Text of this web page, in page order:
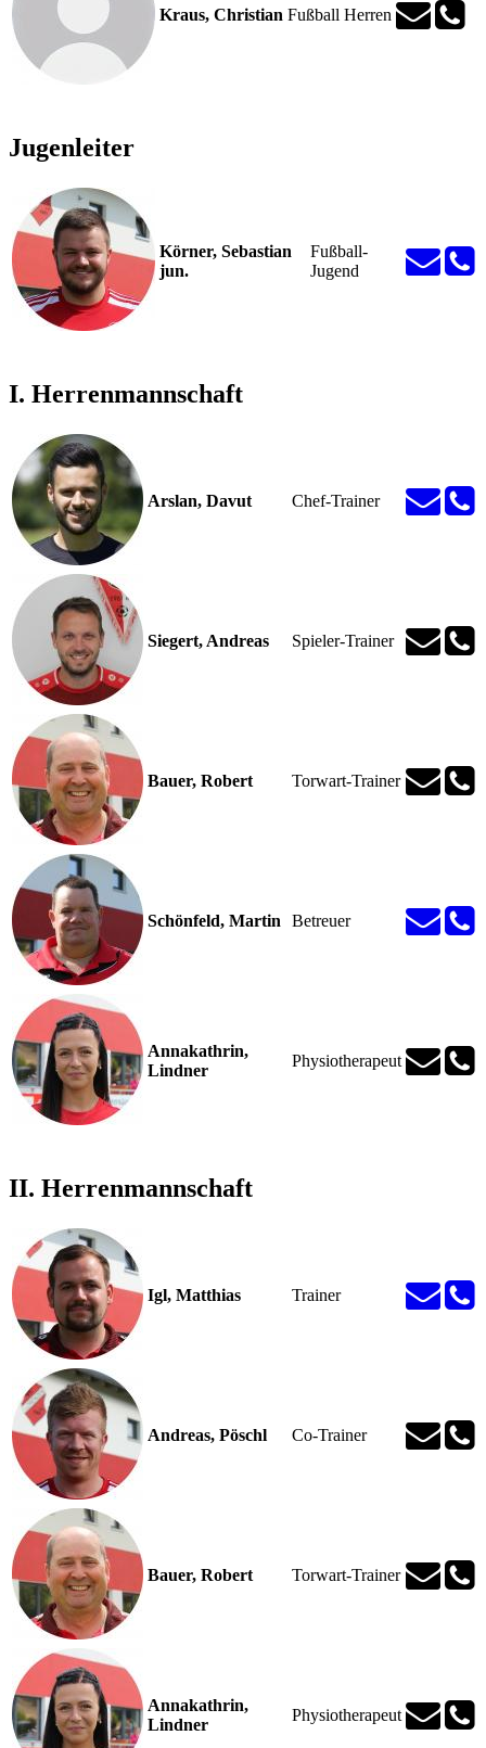
Kraus, Christian Fußball Herren
Jugenleiter
Körner, Sebastian
jun.
Fußball-
Jugend
I. Herrenmannschaft
Arslan, Davut Chef-Trainer
Siegert, Andreas Spieler-Trainer
Bauer, Robert Torwart-Trainer
Schönfeld, Martin Betreuer
Annakathrin,
Lindner
Physiotherapeut
II. Herrenmannschaft
Igl, Matthias Trainer
Andreas, Pöschl Co-Trainer
Bauer, Robert Torwart-Trainer
Annakathrin,
Lindner
Physiotherapeut